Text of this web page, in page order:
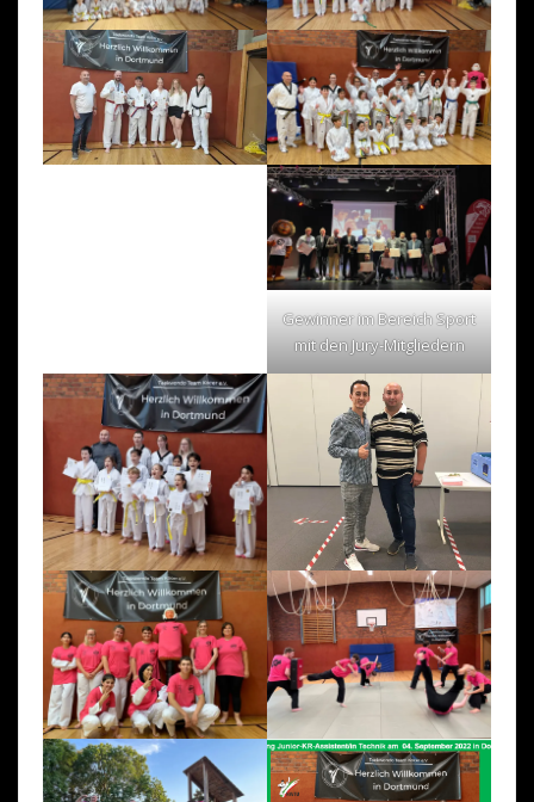
Gewinner im Bereich Sport
mit den Jury-Mitgliedern